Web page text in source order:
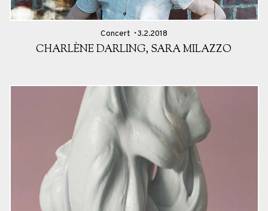
Concert 3.2.2018
CHARLÈNE DARLING, SARA MILAZZO